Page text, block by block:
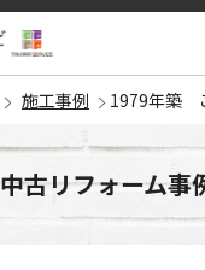
施工事例 1979年築
中古リフォーム事